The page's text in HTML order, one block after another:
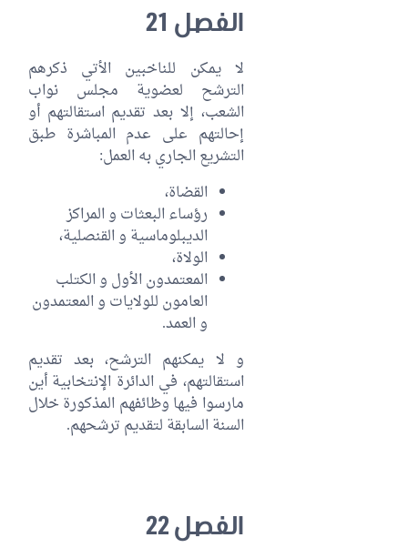
الفصل 21
لا يمكن للناخبين الأتي ذكرهم
الترشح لعضوية مجلس نواب
الشعب، إلا بعد تقديم استقالتهم أو
إحالتهم على عدم المباشرة طبق
التشريع الجاري به العمل:
القضاة،
رؤساء البعثات و المراكز
الديبلوماسية و القنصلية،
الولاة،
المعتمدون الأول و الكتلب
العامون للولايات و المعتمدون
و العمد.
و لا يمكنهم الترشح، بعد تقديم
استقالتهم، في الدائرة الإنتخابية أين
مارسوا فيها وظائفهم المذكورة خلال
السنة السابقة لتقديم ترشحهم.
الفصل 22